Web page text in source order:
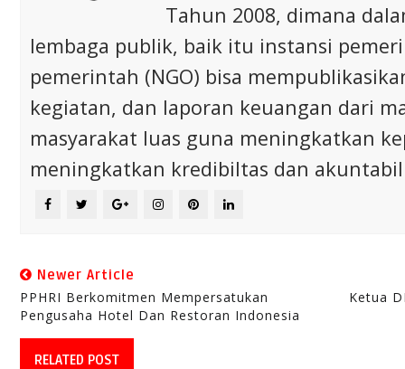
Tahun 2008, dimana
lembaga publik, baik itu instansi
pemerintah (NGO) bisa
kegiatan, dan laporan keuangan dari
masyarakat luas guna meningkatkan
meningkatkan kredibiltas dan
Newer Article
PPHRI Berkomitmen Mempersatukan
Pengusaha Hotel Dan Restoran Indonesia
Ketua
RELATED POST